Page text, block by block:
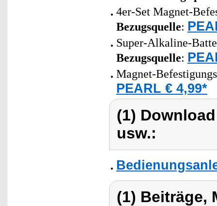
4er-Set Magnet-
Bezugsquelle:
Super-Alkaline-
Bezugsquelle:
Magnet-
PEARL € 4,99*
(1)
usw.:
(1) Beiträge,